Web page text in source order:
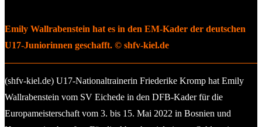
Emily Wallrabenstein hat es in den EM-Kader der deutschen
U17-Juniorinnen geschafft. © shfv-kiel.de
(shfv-kiel.de) U17-Nationaltrainerin Friederike Kromp hat Emily
Wallrabenstein vom SV Eichede in den DFB-Kader für die
Europameisterschaft vom 3. bis 15. Mai 2022 in Bosnien und